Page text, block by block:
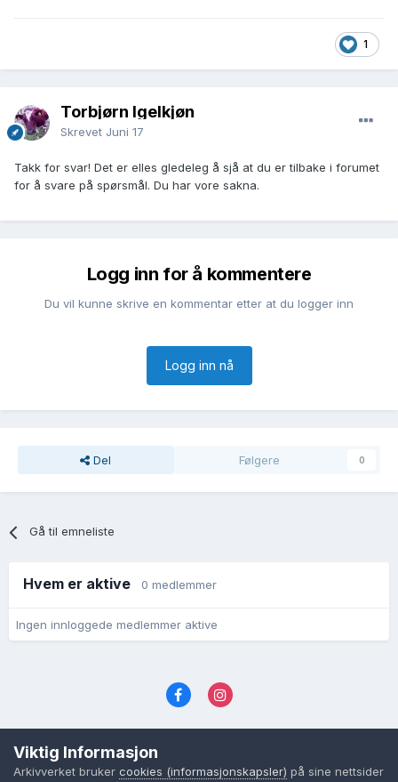
1
Torbjørn Igelkjøn
Skrevet Juni 17
Takk for svar! Det er elles gledeleg å sjå at du er tilbake i forumet
for å svare på spørsmål. Du har vore sakna.
Logg inn for å kommentere
Du vil kunne skrive en kommentar etter at du logger inn
Logg inn nå
Del Følgere 0
Gå til emneliste
Hvem er aktive 0 medlemmer
Ingen innloggede medlemmer aktive
Cookies (informasjonskapsler)
Powered by Invision Community
Viktig Informasjon
Arkivverket bruker cookies (informasjonskapsler) på sine nettsider